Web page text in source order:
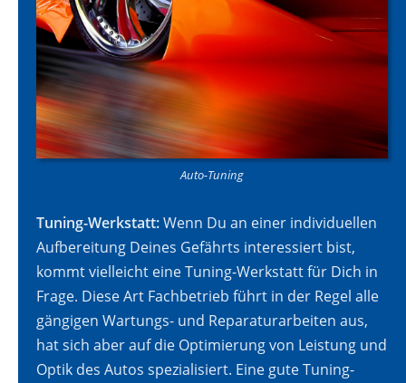
Auto-Tuning
Tuning-Werkstatt:Wenn Du an einer individuellen
Aufbereitung Deines Gefährts interessiert bist,
kommt vielleicht eine Tuning-Werkstatt für Dich in
Frage. Diese Art Fachbetrieb führt in der Regel alle
gängigen Wartungs- und Reparaturarbeiten aus,
hat sich aber auf die Optimierung von Leistung und
Optik des Autos spezialisiert. Eine gute Tuning-